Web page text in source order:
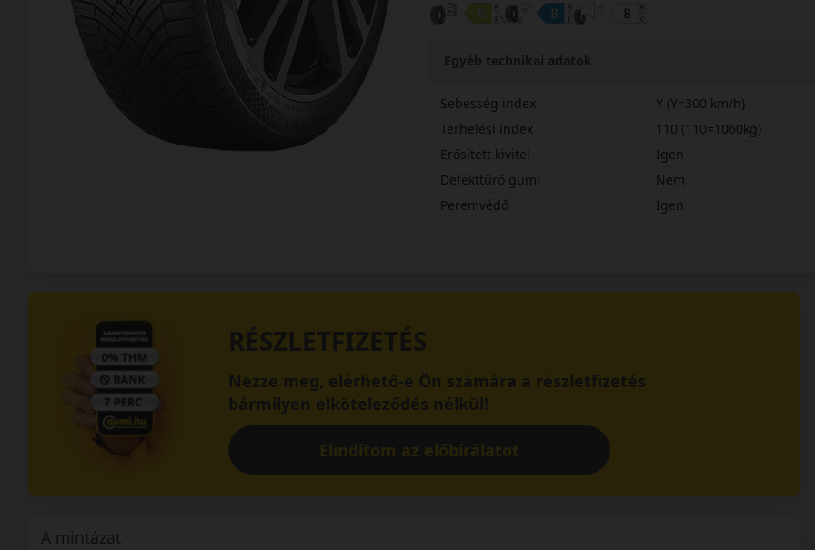
Egyéb technikai adatok
Sebesség index
Y (Y=300 km/h)
Terhelési index
110 (110=1060kg)
Erősített kivitel
Igen
Defekttűrő gumi
Nem
Peremvédő
Igen
RÉSZLETFIZETÉS
Nézze meg, elérhető-e Ön számára a részletfizetés
bármilyen elköteleződés nélkül!
Elindítom az előbírálatot
A mintázat